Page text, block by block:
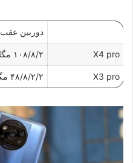
دوربین عقب
X4 pro ۱۰۸/۸/۲ مگاپیکسل
X3 pro ۴۸/۸/۲/۲ مگاپیکسل